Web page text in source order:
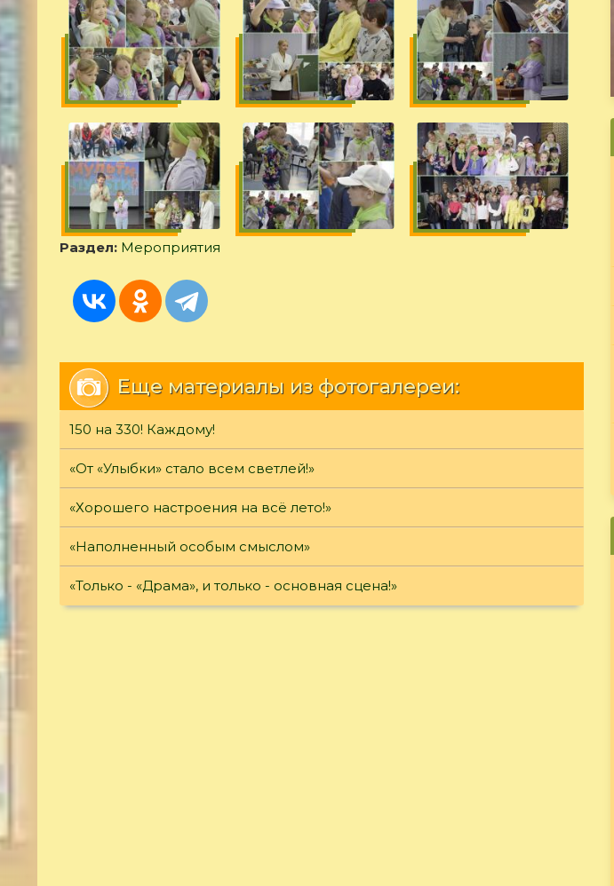
Раздел: Мероприятия
Еще материалы из фотогалереи:
150 на 330! Каждому!
«От «Улыбки» стало всем светлей!»
«Хорошего настроения на всё лето!»
«Наполненный особым смыслом»
«Только - «Драма», и только - основная сцена!»